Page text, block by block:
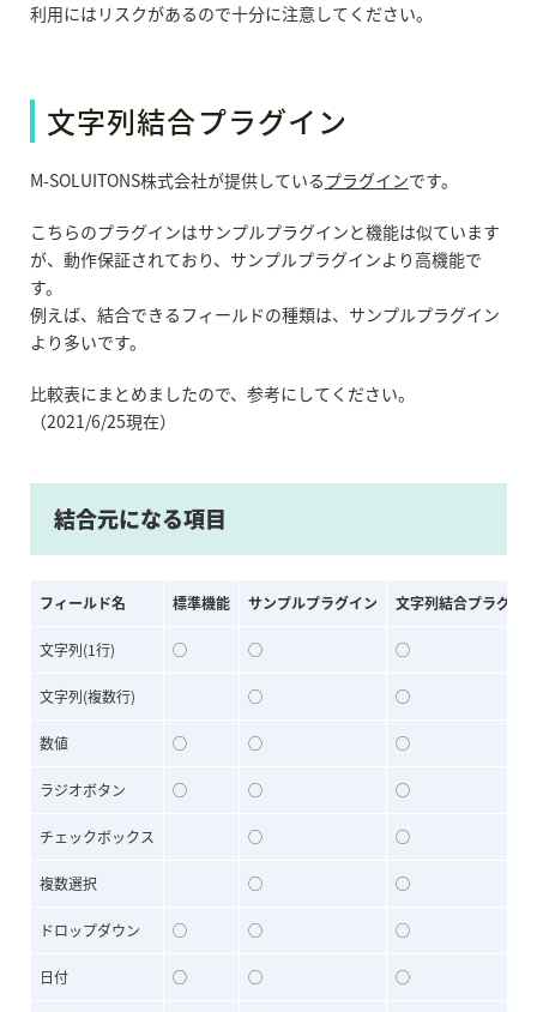
利用にはリスクがあるので十分に注意してください。
文字列結合プラグイン
M-SOLUITONS株式会社が提供しているプラグインです。
こちらのプラグインはサンプルプラグインと機能は似ています
が、動作保証されており、サンプルプラグインより高機能で
す。
例えば、結合できるフィールドの種類は、サンプルプラグイン
より多いです。
比較表にまとめましたので、参考にしてください。
（2021/6/25現在）
結合元になる項目
フィールド名 標準機能 サンプルプラグイン 文字列結合プラグイ
文字列(1行) ◯ ◯ ◯
文字列(複数行) ◯ ◯
数値 ◯ ◯ ◯
ラジオボタン ◯ ◯ ◯
チェックボックス ◯ ◯
複数選択 ◯ ◯
ドロップダウン ◯ ◯ ◯
日付 ◯ ◯ ◯